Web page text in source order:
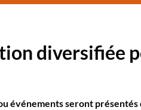
diversifiée
événements seront